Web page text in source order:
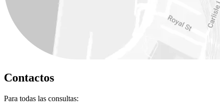
Contactos
Para todas las consultas: